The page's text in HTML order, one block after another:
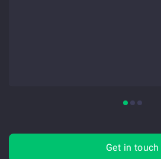
Get in touch